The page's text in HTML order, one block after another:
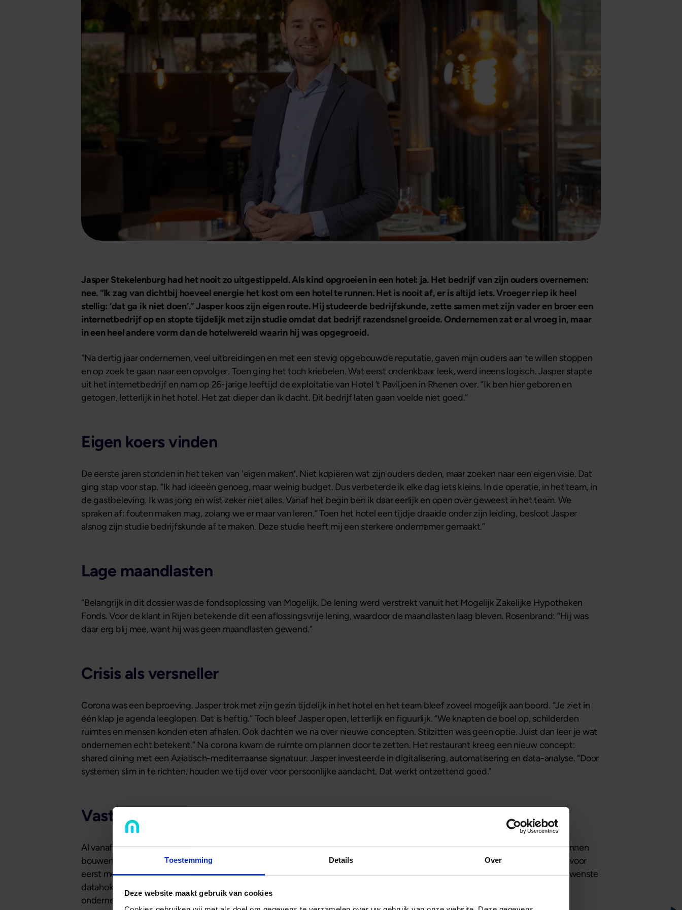
Toestemming Details Over
Deze website maakt gebruik van cookies
Jasper Stekelenburg had het nooit zo uitgestippeld. Als kind opgroeien in een hotel: ja. Het bedrijf van zijn ouders overnemen:
nee. “Ik zag van dichtbij hoeveel energie het kost om een hotel te runnen. Het is nooit af, er is altijd iets. Vroeger riep ik heel
stellig: ‘dat ga ik niet doen’.” Jasper koos zijn eigen route. Hij studeerde bedrijfskunde, zette samen met zijn vader en broer een
internetbedrijf op en stopte tijdelijk met zijn studie omdat dat bedrijf razendsnel groeide. Ondernemen zat er al vroeg in, maar
in een heel andere vorm dan de hotelwereld waarin hij was opgegroeid.
"Na dertig jaar ondernemen, veel uitbreidingen en met een stevig opgebouwde reputatie, gaven mijn ouders aan te willen stoppen
en op zoek te gaan naar een opvolger. Toen ging het toch kriebelen. Wat eerst ondenkbaar leek, werd ineens logisch. Jasper stapte
uit het internetbedrijf en nam op 26-jarige leeftijd de exploitatie van Hotel ’t Paviljoen in Rhenen over. “Ik ben hier geboren en
getogen, letterlijk in het hotel. Het zat dieper dan ik dacht. Dit bedrijf laten gaan voelde niet goed.”
Eigen koers vinden
De eerste jaren stonden in het teken van 'eigen maken'. Niet kopiëren wat zijn ouders deden, maar zoeken naar een eigen visie. Dat
ging stap voor stap. “Ik had ideeën genoeg, maar weinig budget. Dus verbeterde ik elke dag iets kleins. In de operatie, in het team, in
de gastbeleving. Ik was jong en wist zeker niet alles. Vanaf het begin ben ik daar eerlijk en open over geweest in het team. We
spraken af: fouten maken mag, zolang we er maar van leren.” Toen het hotel een tijdje draaide onder zijn leiding, besloot Jasper
alsnog zijn studie bedrijfskunde af te maken. Deze studie heeft mij een sterkere ondernemer gemaakt.”
Lage maandlasten
“Belangrijk in dit dossier was de fondsoplossing van Mogelijk. De lening werd verstrekt vanuit het Mogelijk Zakelijke Hypotheken
Fonds. Voor de klant in Rijen betekende dit een aflossingsvrije lening, waardoor de maandlasten laag bleven. Rosenbrand: “Hij was
daar erg blij mee, want hij was geen maandlasten gewend.”
Crisis als versneller
Corona was een beproeving. Jasper trok met zijn gezin tijdelijk in het hotel en het team bleef zoveel mogelijk aan boord. “Je ziet in
één klap je agenda leeglopen. Dat is heftig.” Toch bleef Jasper open, letterlijk en figuurlijk. “We knapten de boel op, schilderden
ruimtes en mensen konden eten afhalen. Ook dachten we na over nieuwe concepten. Stilzitten was geen optie. Juist dan leer je wat
ondernemen echt betekent.” Na corona kwam de ruimte om plannen door te zetten. Het restaurant kreeg een nieuw concept:
shared dining met een Aziatisch-mediterraanse signatuur. Jasper investeerde in digitalisering, automatisering en data-analyse. “Door
systemen slim in te richten, houden we tijd over voor persoonlijke aandacht. Dat werkt ontzettend goed."
Vastgoed als fundament voor de toekomst
Al vanaf het begin had Jasper een duidelijke langetermijnwens: ook eigenaar worden van het vastgoed. Juist om verder te kunnen
bouwen. “Als je plannen hebt voor uitbreiding, verduurzaming of herinrichting, is eigendom essentieel.” Jasper verkende daarvoor
eerst met zijn adviseur de mogelijkheden om te kopen bij de grootbanken. “Ik merkte al snel dat mijn verhaal moeilijk in de gewenste
datahokjes te vangen was. Banken kijken vooral naar ratio’s en vaste formats, maar daarmee doe je soms geen recht aan een
onderneming die al jaren stabiel draait en duidelijke toekomstplannen heeft. Via mijn adviseur kwam ik uit bij Mogelijk.”